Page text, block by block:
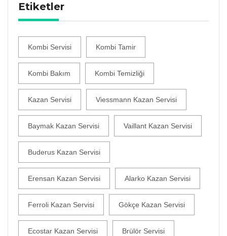
Etiketler
Kombi Servisi Kombi Tamir
Kombi Bakım Kombi Temizliği
Kazan Servisi Viessmann Kazan Servisi
Baymak Kazan Servisi Vaillant Kazan Servisi
Buderus Kazan Servisi
Erensan Kazan Servisi Alarko Kazan Servisi
Ferroli Kazan Servisi Gökçe Kazan Servisi
Ecostar Kazan Servisi Brülör Servisi